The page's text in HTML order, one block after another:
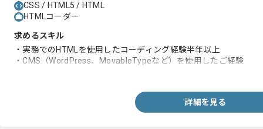
CSS / HTML5 / HTML
HTMLコーダー
求めるスキル
・実務でのHTMLを使用したコーディング経験半年以上
・CMS（WordPress、MovableTypeなど）を使用したご経験
詳細を見る